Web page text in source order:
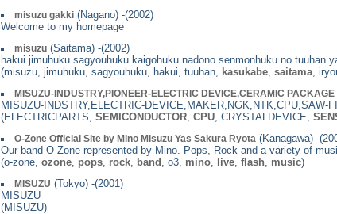
misuzu gakki (Nagano) -(2002)
Welcome to my homepage
misuzu (Saitama) -(2002)
hakui jimuhuku sagyouhuku kaigohuku nadono senmonhuku no
(misuzu, jimuhuku, sagyouhuku, hakui, tuuhan,
kasukabe saitama ,
MISUZU-INDUSTRY,PIONEER-ELECTRIC DEVICE,CERAMIC PACKAGE
MISUZU-INDSTRY,ELECTRIC-DEVICE,MAKER,NGK,NTK,CPU,SAW-
(ELECTRICPARTS, SEMICONDUCTOR CPU , CRYSTALDEVICE,
O-Zone Official Site by Mino Misuzu Yas Sakura Ryota (Kanagawa) -
Our band O-Zone represented by Mino. Pops, Rock and a variety of
(o-zone, ozone pops rock band , o3, mino live flash music)
MISUZU (Tokyo) -(2001)
MISUZU
(MISUZU)